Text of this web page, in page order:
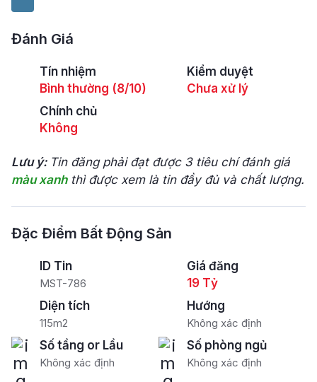
Đánh Giá
Tín nhiệm
Bình thường (8/10)
Kiểm duyệt
Chưa xử lý
Chính chủ
Không
Lưu ý: Tin đăng phải đạt được 3 tiêu chí đánh giá
màu xanhthì được xem là tin đầy đủ và chất lượng.
Đặc Điểm Bất Động Sản
ID Tin
MST-786
Giá đăng
19 Tỷ
Diện tích
115m2
Hướng
Không xác định
Số tầng or Lầu
Không xác định
Số phòng ngủ
Không xác định